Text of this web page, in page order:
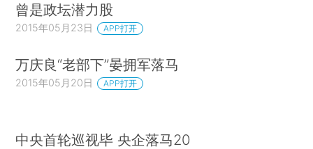
曾是政坛潜力股
2015年05月23日 APP打开
万庆良“老部下”晏拥军落马
2015年05月20日 APP打开
中央首轮巡视毕 央企落马20